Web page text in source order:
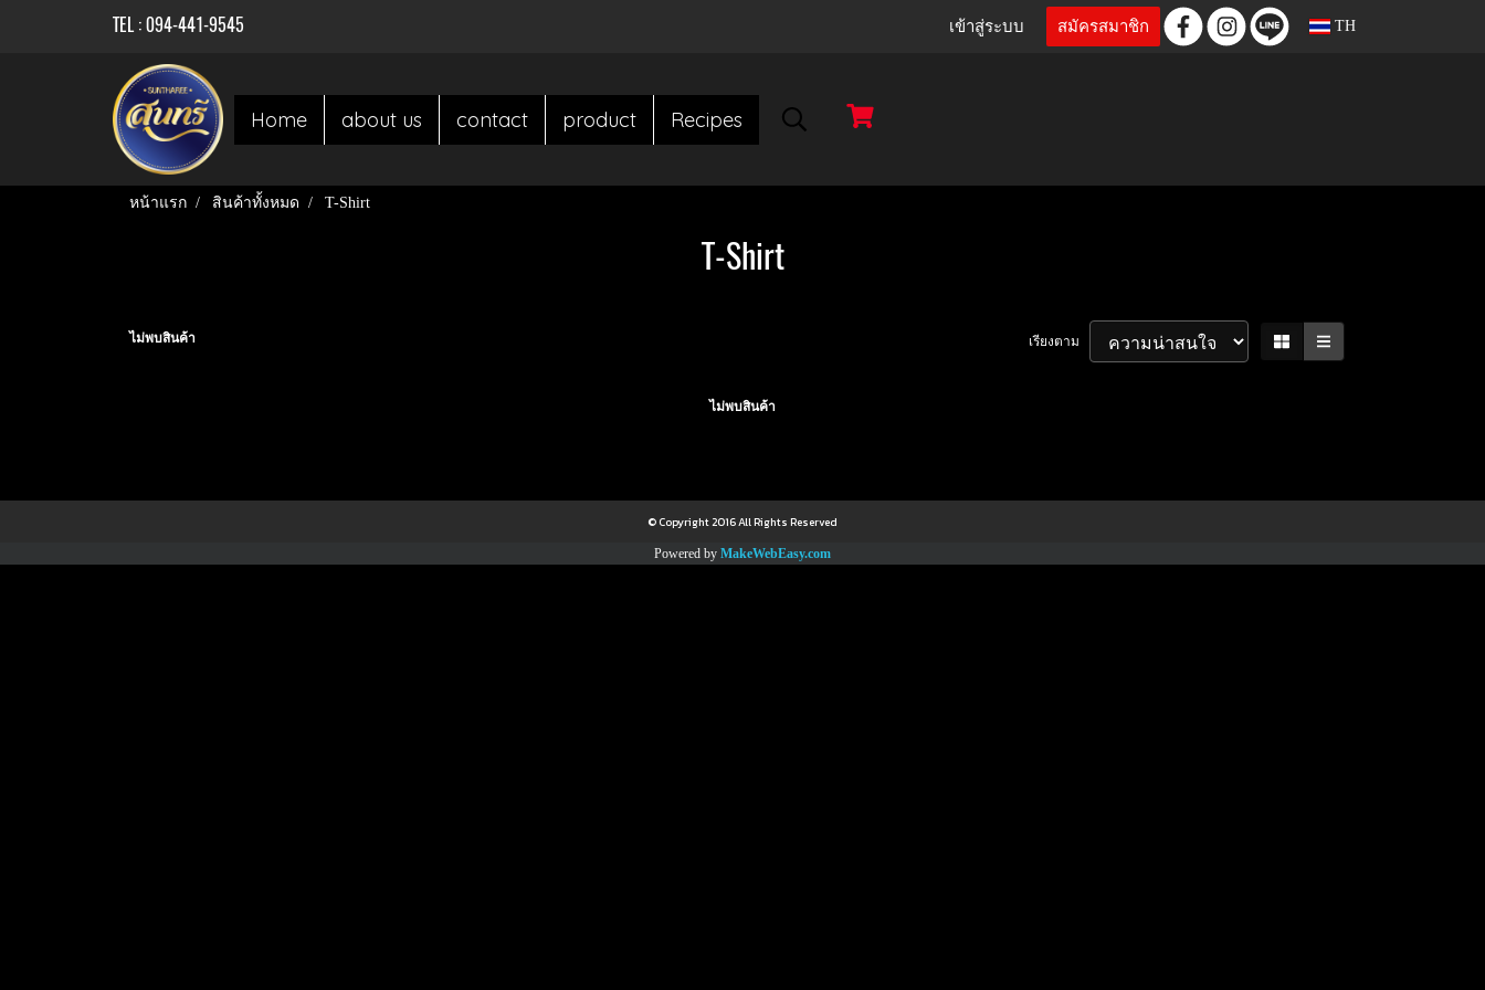
TEL : 094-441-9545 เข้าสู่ระบบ สมัครสมาชิก TH
Home about us contact product Recipes
หน้าแรก สินค้าทั้งหมด T-Shirt
T-Shirt
ไม่พบสินค้า เรียงตาม
ไม่พบสินค้า
© Copyright 2016 All Rights Reserved
Powered by MakeWebEasy.com